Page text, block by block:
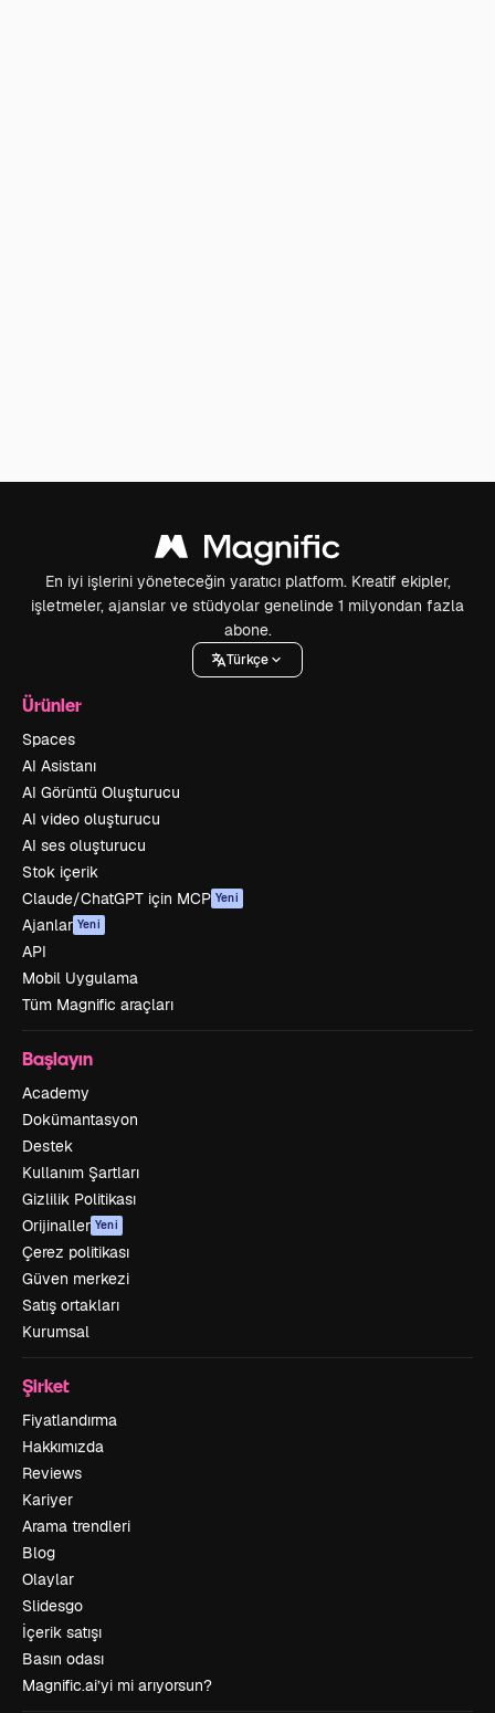
En iyi işlerini yöneteceğin yaratıcı platform. Kreatif ekipler,
işletmeler, ajanslar ve stüdyolar genelinde 1 milyondan fazla
abone.
Türkçe
Ürünler
Spaces
AI Asistanı
AI Görüntü Oluşturucu
AI video oluşturucu
AI ses oluşturucu
Stok içerik
Claude/ChatGPT için MCP Yeni
Ajanlar Yeni
API
Mobil Uygulama
Tüm Magnific araçları
Başlayın
Academy
Dokümantasyon
Destek
Kullanım Şartları
Gizlilik Politikası
Orijinaller Yeni
Çerez politikası
Güven merkezi
Satış ortakları
Kurumsal
Şirket
Fiyatlandırma
Hakkımızda
Reviews
Kariyer
Arama trendleri
Blog
Olaylar
Slidesgo
İçerik satışı
Basın odası
Magnific.ai’yi mi arıyorsun?